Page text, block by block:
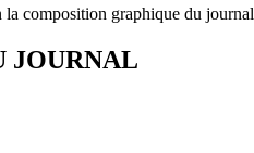
la composition graphique du journal
JOURNAL